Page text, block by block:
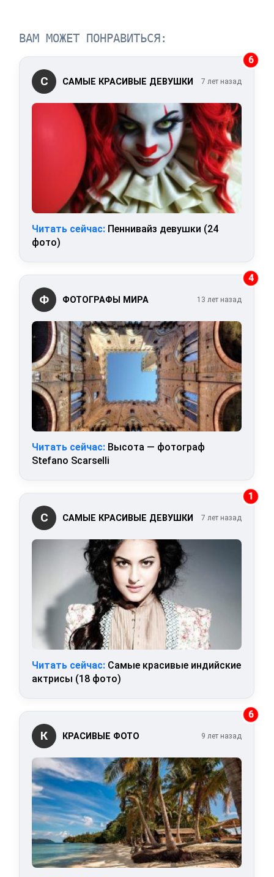
ВАМ МОЖЕТ ПОНРАВИТЬСЯ:
6
С САМЫЕ КРАСИВЫЕ ДЕВУШКИ 7 лет назад
Читать сейчас: Пеннивайз девушки (24
фото)
4
Ф ФОТОГРАФЫ МИРА 13 лет назад
Читать сейчас: Высота — фотограф
Stefano Scarselli
1
С САМЫЕ КРАСИВЫЕ ДЕВУШКИ 7 лет назад
Читать сейчас: Самые красивые индийские
актрисы (18 фото)
6
К КРАСИВЫЕ ФОТО 9 лет назад